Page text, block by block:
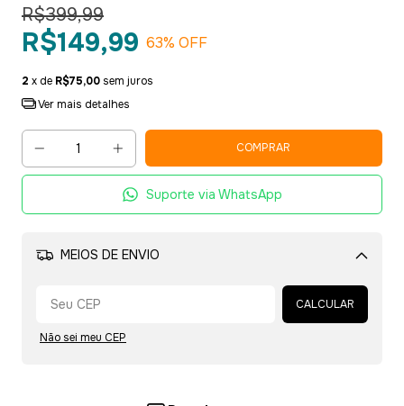
R$399,99
R$149,99 63% OFF
2 x de R$75,00 sem juros
Ver mais detalhes
Suporte via WhatsApp
MEIOS DE ENVIO
Alterar CEP
CALCULAR
Não sei meu CEP